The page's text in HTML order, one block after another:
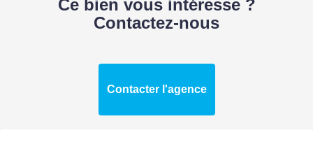
132 m2
38 m2
Ce bien vous intéresse ?
Contactez-nous
Contacter l'agence